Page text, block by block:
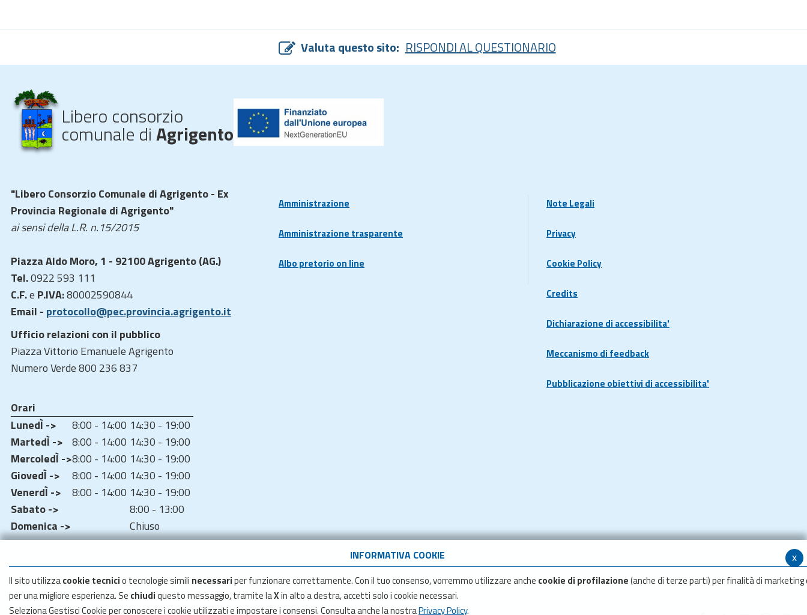
x
INFORMATIVA COOKIE
Il sito utilizzacookie tecnicio tecnologie simili necessariper funzionare correttamente. Con il tuo consenso, vorremmo utilizzare anche cookie di profilazione(anche di terze parti) per finalità di marketing
per una migliore esperienza. Se chiudiquesto messaggio, tramite laXin alto a destra, accetti solo i cookie necessari.
Seleziona Gestisci Cookie per conoscere i cookie utilizzati e impostare i consensi. Consulta anche la nostraPrivacy Policy.
Valuta questo sito: RISPONDI AL QUESTIONARIO
Libero consorzio
comunale diAgrigento
"Libero Consorzio Comunale di Agrigento - Ex
Provincia Regionale di Agrigento"
ai sensi della L.R. n.15/2015
Piazza Aldo Moro, 1 - 92100 Agrigento (AG.)
Tel.0922 593 111
C.F.e P.IVA:80002590844
Email - protocollo@pec.provincia.agrigento.it
Ufficio relazioni con il pubblico
Piazza Vittorio Emanuele Agrigento
Numero Verde 800 236 837
Orari
LunedÌ ->
8:00 - 14:00 14:30 - 19:00
MartedÌ -> 8:00 - 14:00 14:30 - 19:00
MercoledÌ ->8:00 - 14:00 14:30 - 19:00
GiovedÌ ->
8:00 - 14:00 14:30 - 19:00
VenerdÌ ->
8:00 - 14:00 14:30 - 19:00
Sabato ->
8:00 - 13:00
Domenica ->
Chiuso
Amministrazione
Amministrazione trasparente
Albo pretorio on line
Note Legali
Privacy
Cookie Policy
Credits
Dichiarazione di accessibilita'
Meccanismo di feedback
Pubblicazione obiettivi di accessibilita'